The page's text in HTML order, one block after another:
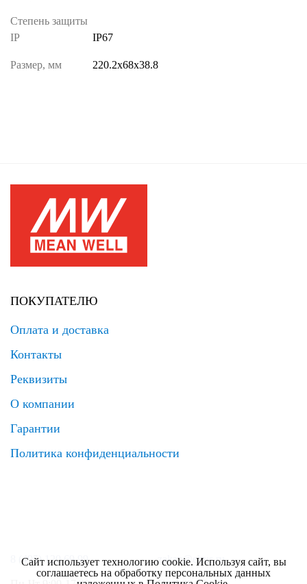
Степень защиты
IP
IP67
Размер, мм 220.2х68х38.8
ПОКУПАТЕЛЮ
Оплата и доставка
Контакты
Реквизиты
О компании
Гарантии
Политика конфиденциальности
8 (495) 120 69 99 zakaz@elrus.ru
Сайт использует технологию cookie. Используя сайт, вы
соглашаетесь на обработку персональных данных